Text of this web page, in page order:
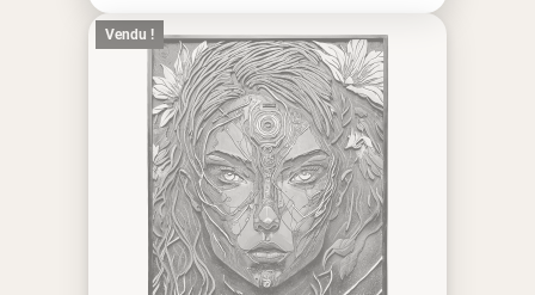
Vendu !